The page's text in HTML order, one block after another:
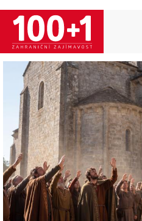
Přejít
hlavnímu
obsahu
Image